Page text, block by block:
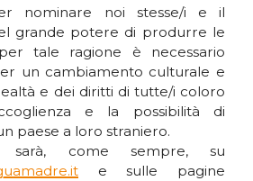
nominare noi stesse/i e il
grande potere di produrre le
tale ragione è necessario
un cambiamento culturale e
e dei diritti di tutte/i coloro
e la possibilità di
paese a loro straniero.
sarà, come sempre, su
e sulle pagine